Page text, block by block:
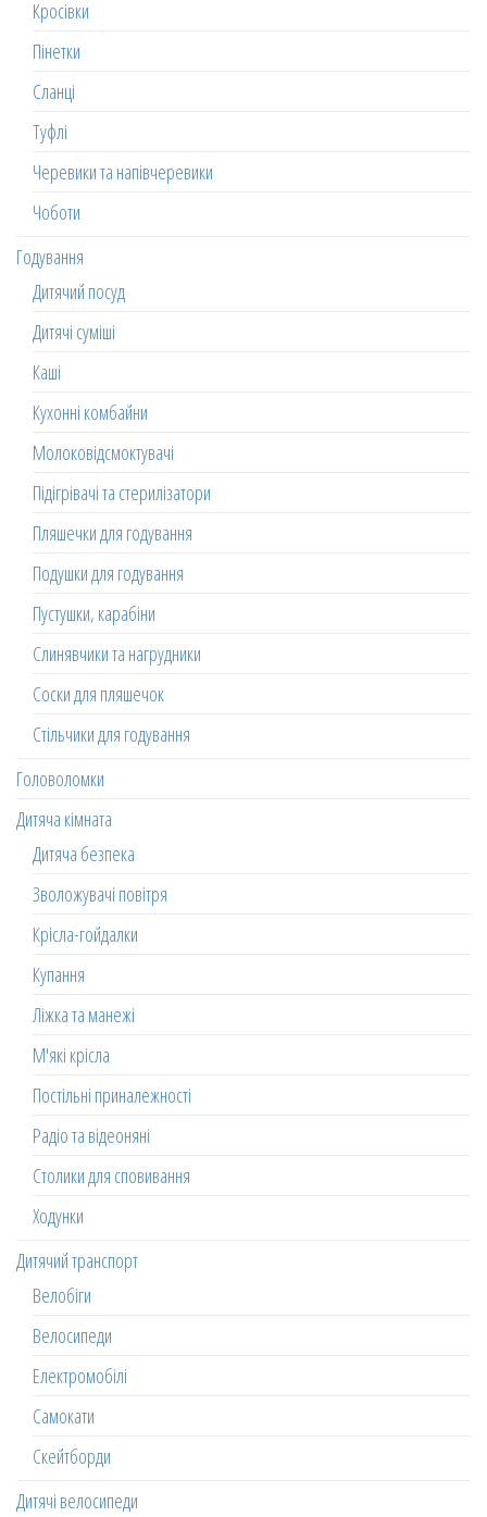
Кросівки
Пінетки
Сланці
Туфлі
Черевики та напівчеревики
Чоботи
Годування
Дитячий посуд
Дитячі суміші
Каші
Кухонні комбайни
Молоковідсмоктувачі
Підігрівачі та стерилізатори
Пляшечки для годування
Подушки для годування
Пустушки, карабіни
Слинявчики та нагрудники
Соски для пляшечок
Стільчики для годування
Головоломки
Дитяча кімната
Дитяча безпека
Зволожувачі повітря
Крісла-гойдалки
Купання
Ліжка та манежі
М'які крісла
Постільні приналежності
Радіо та відеоняні
Столики для сповивання
Ходунки
Дитячий транспорт
Велобіги
Велосипеди
Електромобілі
Самокати
Скейтборди
Дитячі велосипеди